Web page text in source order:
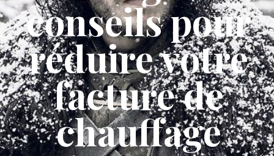
conseils pour
réduire votre
facture de
chauffage